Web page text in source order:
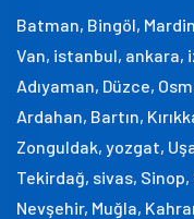
Batman, Bingöl,
Van, istanbul, ankara,
Adıyaman, Düzce,
Ardahan, Bartın,
Zonguldak, yozgat,
Tekirdağ, sivas, Sinop,
Nevşehir, Muğla,